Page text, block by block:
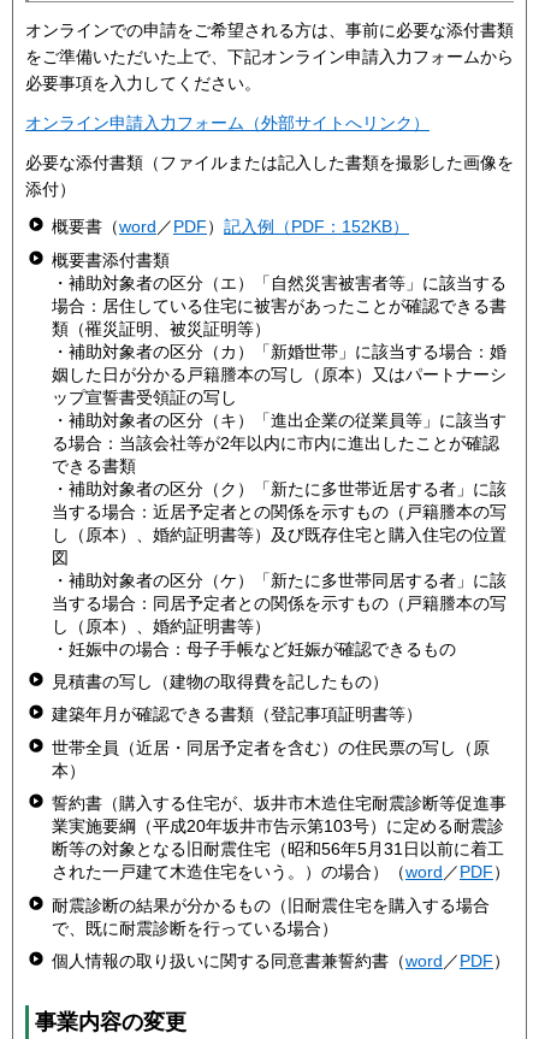
オンラインでの申請をご希望される方は、事前に必要な添付書類
をご準備いただいた上で、下記オンライン申請入力フォームから
必要事項を入力してください。
オンライン申請入力フォーム（外部サイトへリンク）
必要な添付書類（ファイルまたは記入した書類を撮影した画像を
添付）
概要書（word ／PDF） 記入例（PDF：152KB）
概要書添付書類
・補助対象者の区分（エ）「自然災害被害者等」に該当する
場合：居住している住宅に被害があったことが確認できる書
類（罹災証明、被災証明等）
・補助対象者の区分（カ）「新婚世帯」に該当する場合：婚
姻した日が分かる戸籍謄本の写し（原本）又はパートナーシ
ップ宣誓書受領証の写し
・補助対象者の区分（キ）「進出企業の従業員等」に該当す
る場合：当該会社等が2年以内に市内に進出したことが確認
できる書類
・補助対象者の区分（ク）「新たに多世帯近居する者」に該
当する場合：近居予定者との関係を示すもの（戸籍謄本の写
し（原本）、婚約証明書等）及び既存住宅と購入住宅の位置
図
・補助対象者の区分（ケ）「新たに多世帯同居する者」に該
当する場合：同居予定者との関係を示すもの（戸籍謄本の写
し（原本）、婚約証明書等）
・妊娠中の場合：母子手帳など妊娠が確認できるもの
見積書の写し（建物の取得費を記したもの）
建築年月が確認できる書類（登記事項証明書等）
世帯全員（近居・同居予定者を含む）の住民票の写し（原
本）
誓約書（購入する住宅が、坂井市木造住宅耐震診断等促進事
業実施要綱（平成20年坂井市告示第103号）に定める耐震診
断等の対象となる旧耐震住宅（昭和56年5月31日以前に着工
された一戸建て木造住宅をいう。）の場合）（word ／PDF）
耐震診断の結果が分かるもの（旧耐震住宅を購入する場合
で、既に耐震診断を行っている場合）
個人情報の取り扱いに関する同意書兼誓約書（word ／PDF）
事業内容の変更